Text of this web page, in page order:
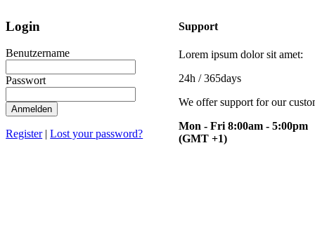
Login
Benutzername
Passwort
Anmelden
Register|Lost your password?
Support
Lorem ipsum dolor sit amet:
24h / 365days
We offer support for our
Mon - Fri 8:00am - 5:00pm
(GMT +1)